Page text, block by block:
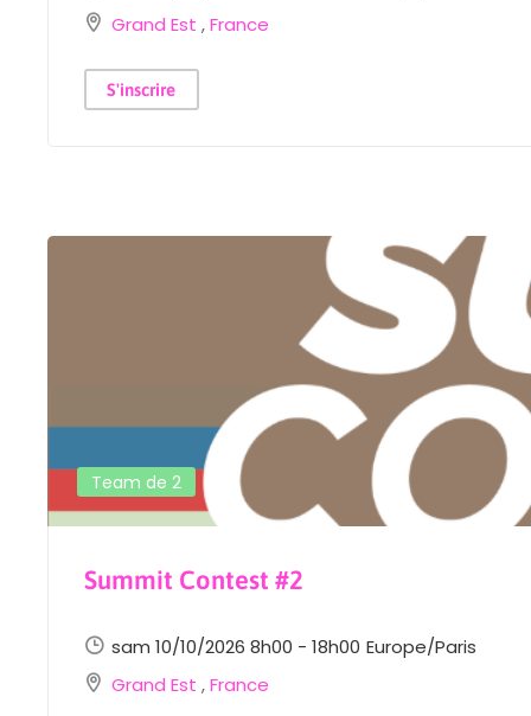
Grand Est ,France
S'inscrire
Team de 2
Summit Contest #2
sam 10/10/2026 8h00 - 18h00 Europe/Paris
Grand Est ,France